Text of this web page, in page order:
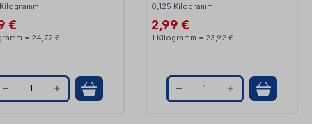
€
= 24,72 €
Q
0,125 Kilogramm
2,99 €
1 Kilogramm = 23,92 €
Q